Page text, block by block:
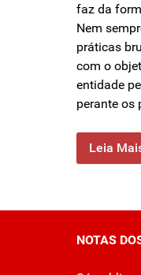
faz da
Nem
práticas
com o
entidade
perante os
Leia
NOTAS